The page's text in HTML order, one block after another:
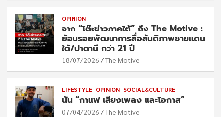
OPINION
จาก “โต๊ะข่าวภาคใต้” ถึง The Motive :
ย้อนรอยพัฒนาการสื่อสันติภาพชายแดน
ใต้/ปาตานี กว่า 21 ปี
18/07/2026 The Motive
LIFESTYLE OPINION SOCIAL&CULTURE
นัน “กาแฟ เสียงเพลง และโอกาส”
07/04/2026 The Motive